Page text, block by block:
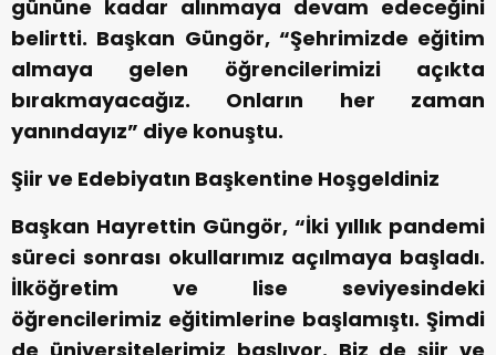
gününe kadar alınmaya devam edeceğini
belirtti. Başkan Güngör, “Şehrimizde eğitim
almaya gelen öğrencilerimizi açıkta
bırakmayacağız. Onların her zaman
yanındayız” diye konuştu.
Şiir ve Edebiyatın Başkentine Hoşgeldiniz
Başkan Hayrettin Güngör, “İki yıllık pandemi
süreci sonrası okullarımız açılmaya başladı.
İlköğretim ve lise seviyesindeki
öğrencilerimiz eğitimlerine başlamıştı. Şimdi